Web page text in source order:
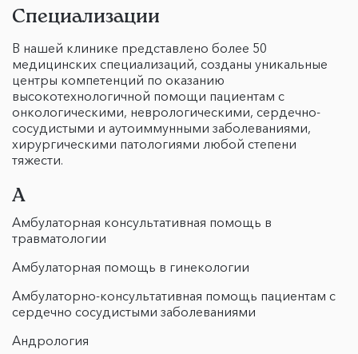
Специализации
В нашей клинике представлено более 50
медицинских cпециализаций, созданы уникальные
центры компетенций по оказанию
высокотехнологичной помощи пациентам с
онкологическими, неврологическими, сердечно-
сосудистыми и аутоиммунными заболеваниями,
хирургическими патологиями любой степени
тяжести.
А
Амбулаторная консультативная помощь в
травматологии
Амбулаторная помощь в гинекологии
Амбулаторно-консультативная помощь пациентам с
сердечно сосудистыми заболеваниями
Андрология